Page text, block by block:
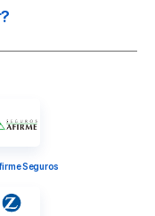
Seguros